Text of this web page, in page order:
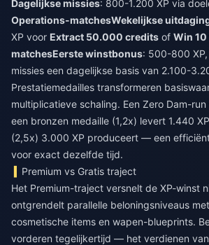
Dagelijkse missies: 800-1.200 XP via
Operations-matchesWekelijkse
XP voor Extract 50.000 credits of Win
matchesEerste winstbonus: 500-800
missies een dagelijkse basis van 2.100-
Prestatiemedailles transformeren
multiplicatieve schaling. Een Zero Dam-
een bronzen medaille (1,2x) levert 1.440
(2,5x) 3.000 XP produceert — een
voor exact dezelfde tijd.
Premium vs Gratis traject
Het Premium-traject versnelt de XP-winst
ontgrendelt parallelle beloningsniveaus
cosmetische items en wapen-blueprints.
vorderen tegelijkertijd — het verdienen